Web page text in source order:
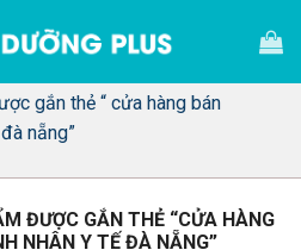
gắn thẻ “ cửa hàng bán
nẵng”
ĐƯỢC GẮN THẺ “CỬA HÀNG
NHÂN Y TẾ ĐÀ NẴNG”